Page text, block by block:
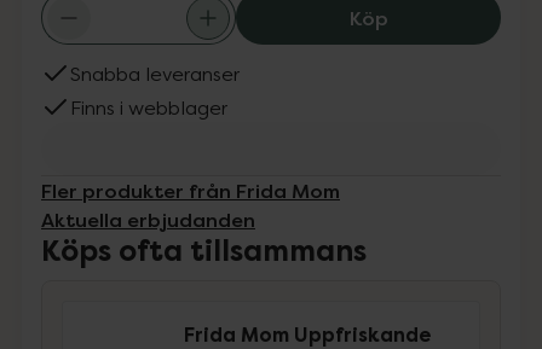
KöpFrida Mom
Snabba leveranser
Finns i webblager
Fler produkter från Frida Mom
Aktuella erbjudanden
Köps ofta tillsammans
Frida Mom Uppfriskande